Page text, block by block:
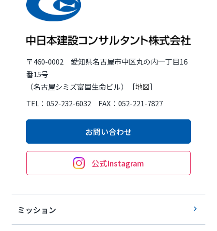
〒460-0002 愛知県名古屋市中区丸の内一丁目16
番15号
（名古屋シミズ富国生命ビル）［地図］
TEL：052-232-6032 FAX：052-221-7827
お問い合わせ
公式Instagram
ミッション